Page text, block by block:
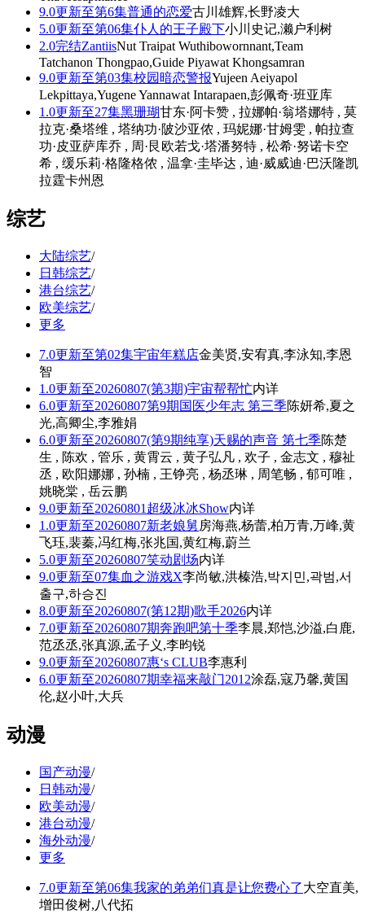
9.0更新至第6集普通的恋爱古川雄辉,长野凌大
5.0更新至第06集仆人的王子殿下小川史记,濑户利树
2.0完结ZantiisNut Traipat Wuthibowornnant,Team
Tatchanon Thongpao,Guide Piyawat Khongsamran
9.0更新至第03集校园暗恋警报Yujeen Aeiyapol
Lekpittaya,Yugene Yannawat Intarapaen,彭佩奇·班亚库
1.0更新至27集黑珊瑚甘东·阿卡赞 , 拉娜帕·翁塔娜特 , 莫
拉克·桑塔维 , 塔纳功·陂沙亚侬 , 玛妮娜·甘姆雯 , 帕拉查
功·皮亚萨库乔 , 周·艮欧若戈·塔潘努特 , 松希·努诺卡空
希 , 缓乐莉·格隆格侬 , 温拿·圭毕达 , 迪·威威迪·巴沃隆凯
拉霆卡州恩
综艺
大陆综艺/
日韩综艺/
港台综艺/
欧美综艺/
更多
7.0更新至第02集宇宙年糕店金美贤,安宥真,李泳知,李恩
智
1.0更新至20260807(第3期)宇宙帮帮忙内详
6.0更新至20260807第9期 国医少年志 第三季陈妍希,夏之
光,高卿尘,李雅娟
6.0更新至20260807(第9期纯享)天赐的声音 第七季陈楚
生 , 陈欢 , 管乐 , 黄霄云 , 黄子弘凡 , 欢子 , 金志文 , 穆祉
丞 , 欧阳娜娜 , 孙楠 , 王铮亮 , 杨丞琳 , 周笔畅 , 郁可唯 ,
姚晓棠 , 岳云鹏
9.0更新至20260801 超级冰冰Show内详
1.0更新至20260807新老娘舅 房海燕,杨蕾,柏万青,万峰,黄
飞珏,裴蓁,冯红梅,张兆国,黄红梅,蔚兰
5.0更新至20260807笑动剧场内详
9.0更新至07集血之游戏X李尚敏,洪榛浩,박지민,곽범,서
출구,하승진
8.0更新至20260807(第12期)歌手2026内详
7.0更新至20260807期奔跑吧第十季李晨,郑恺,沙溢,白鹿,
范丞丞,张真源,孟子义,李昀锐
9.0更新至20260807惠‘s CLUB李惠利
6.0更新至20260807期幸福来敲门2012涂磊,寇乃馨,黄国
伦,赵小叶,大兵
动漫
国产动漫/
日韩动漫/
欧美动漫/
港台动漫/
海外动漫/
更多
7.0更新至第06集我家的弟弟们真是让您费心了大空直美,
增田俊树,八代拓